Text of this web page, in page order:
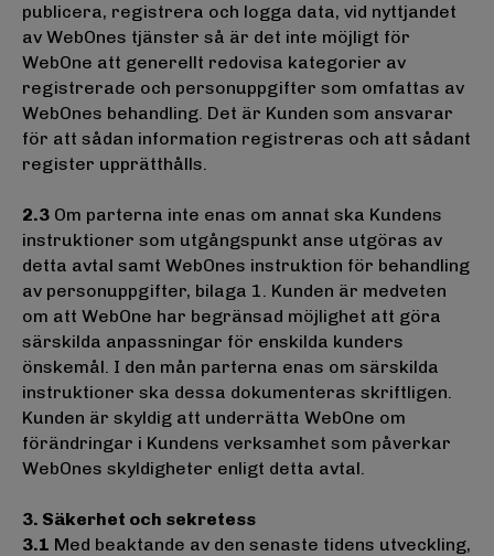
publicera, registrera och logga data, vid nyttjandet
av WebOnes tjänster så är det inte möjligt för
WebOne att generellt redovisa kategorier av
registrerade och personuppgifter som omfattas av
WebOnes behandling. Det är Kunden som ansvarar
för att sådan information registreras och att sådant
register upprätthålls.
2.3 Om parterna inte enas om annat ska Kundens
instruktioner som utgångspunkt anse utgöras av
detta avtal samt WebOnes instruktion för behandling
av personuppgifter, bilaga 1. Kunden är medveten
om att WebOne har begränsad möjlighet att göra
särskilda anpassningar för enskilda kunders
önskemål. I den mån parterna enas om särskilda
instruktioner ska dessa dokumenteras skriftligen.
Kunden är skyldig att underrätta WebOne om
förändringar i Kundens verksamhet som påverkar
WebOnes skyldigheter enligt detta avtal.
3. Säkerhet och sekretess
3.1 Med beaktande av den senaste tidens utveckling,